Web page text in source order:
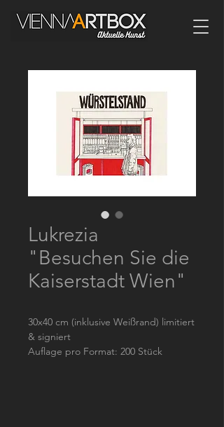
Lukrezia
"Besuchen Sie die
Kaiserstadt Wien"
30x40 cm (inklusive Weißrand) limitiert
& signiert
Auflage pro Format: 200 Stück